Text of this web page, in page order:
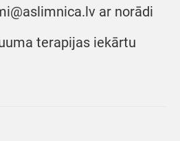
ar norādi
terapijas iekārtu